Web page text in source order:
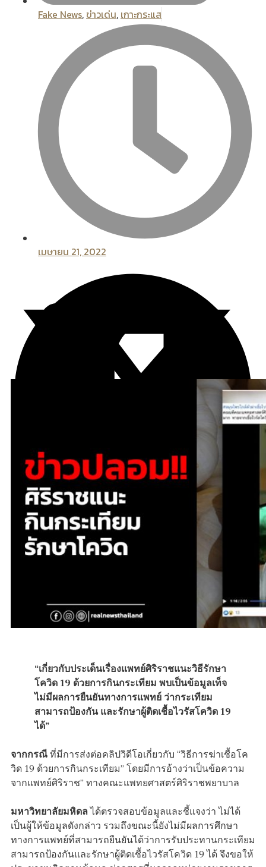
Fake News, ข่าวเด่น, เกาะกระแส
เมษายน 21, 2022
“เกี่ยวกับประเด็นเรื่องแพทย์ศิริราชแนะวิธีรักษา
โควิด 19 ด้วยการกินกระเทียม พบเป็นข้อมูลเท็จ
ไม่มีผลการยืนยันทางการแพทย์ ว่ากระเทียม
สามารถป้องกัน และรักษาผู้ติดเชื้อไวรัสโควิด 19
ได้”
จากกรณี ที่มีการส่งต่อคลิปวิดีโอเกี่ยวกับ “วิธีการฆ่าเชื้อโค
วิด 19 ด้วยการกินกระเทียม” โดยมีการอ้างว่าเป็นข้อความ
จากแพทย์ศิริราช” ทางคณะแพทยศาสตร์ศิริราชพยาบาล
มหาวิทยาลัยมหิดลได้ตรวจสอบข้อมูลและชี้แจงว่า ไม่ได้
เป็นผู้ให้ข้อมูลดังกล่าว รวมถึงขณะนี้ยังไม่มีผลการศึกษา
ทางการแพทย์ที่สามารถยืนยันได้ว่าการรับประทานกระเทียม
สามารถป้องกันและรักษาผู้ติดเชื้อไวรัสโควิด 19 ได้ จึงขอให้